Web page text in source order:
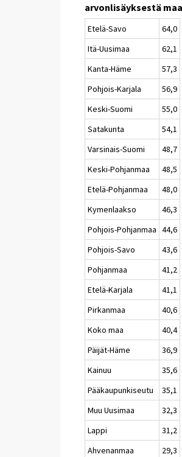
arvonlisäyksestä
Etelä-Savo
64,0
Itä-Uusimaa
62,1
Kanta-Häme
57,3
Pohjois-Karjala
56,9
Keski-Suomi
55,0
Satakunta
54,1
Varsinais-Suomi
48,7
Keski-Pohjanmaa
48,5
Etelä-Pohjanmaa
48,0
Kymenlaakso
46,3
Pohjois-Pohjanmaa 44,6
Pohjois-Savo
43,6
Pohjanmaa
41,2
Etelä-Karjala
41,1
Pirkanmaa
40,6
Koko maa
40,4
Päijät-Häme
36,9
Kainuu
35,6
Pääkaupunkiseutu
35,1
Muu Uusimaa
32,3
Lappi
31,2
Ahvenanmaa
29,3